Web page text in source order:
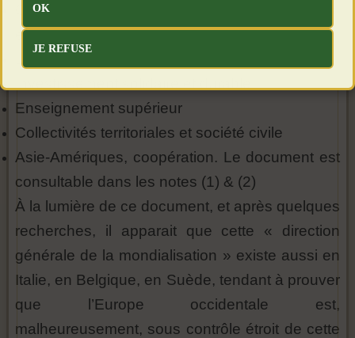
Ordonnancement des dépenses, recettes,
engagements et liquidations
Enseignement supérieur
Collectivités territoriales et société civile
Asie-Amériques, coopération. Le document est
consultable dans les notes (1) & (2)
À la lumière de ce document, et après quelques
recherches, il apparait que cette « direction
générale de la mondialisation » existe aussi en
Italie, en Belgique, en Suède, tendant à prouver
que l’Europe occidentale est,
malheureusement, sous contrôle étroit de cette
OK
JE REFUSE